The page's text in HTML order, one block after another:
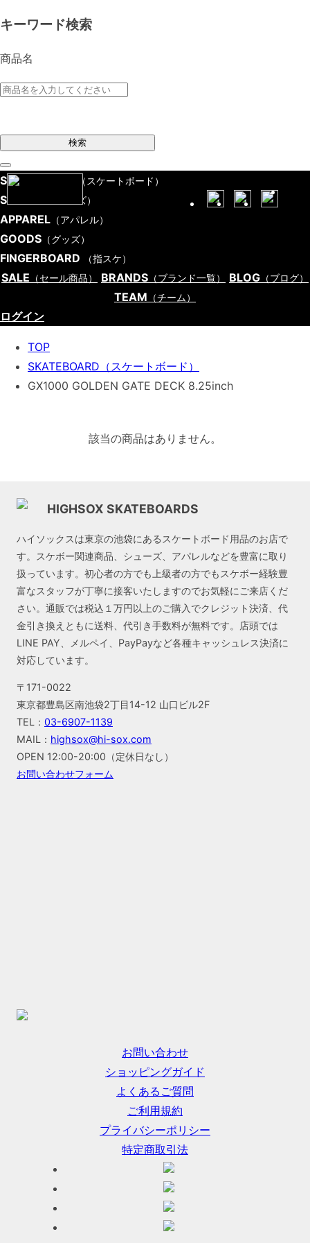
キーワード検索
商品名
検索
SKATEBOARD （スケートボード）
SHOES （シューズ）
APPAREL （アパレル）
GOODS （グッズ）
FINGERBOARD （指スケ）
SALE （セール商品） BRANDS （ブランド一覧） BLOG （ブログ）
TEAM （チーム）
ログイン
TOP
SKATEBOARD（スケートボード）
GX1000 GOLDEN GATE DECK 8.25inch
該当の商品はありません。
HIGHSOX SKATEBOARDS
ハイソックスは東京の池袋にあるスケートボード用品のお店で
す。スケボー関連商品、シューズ、アパレルなどを豊富に取り
扱っています。初心者の方でも上級者の方でもスケボー経験豊
富なスタッフが丁寧に接客いたしますのでお気軽にご来店くだ
さい。通販では税込１万円以上のご購入でクレジット決済、代
金引き換えともに送料、代引き手数料が無料です。店頭では
LINE PAY、メルペイ、PayPayなど各種キャッシュレス決済に
対応しています。
〒171-0022
東京都豊島区南池袋2丁目14-12 山口ビル2F
TEL： 03-6907-1139
MAIL： highsox@hi-sox.com
OPEN 12:00-20:00（定休日なし）
お問い合わせフォーム
お問い合わせ
ショッピングガイド
よくあるご質問
ご利用規約
プライバシーポリシー
特定商取引法